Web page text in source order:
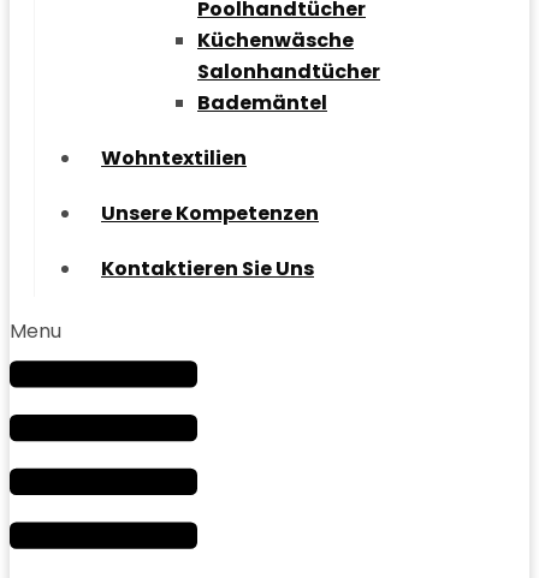
Poolhandtücher
Küchenwäsche
Salonhandtücher
Bademäntel
Wohntextilien
Unsere Kompetenzen
Kontaktieren Sie Uns
Menu